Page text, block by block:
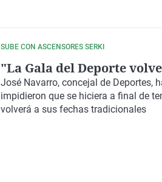
SUBE CON ASCENSORES SERKI
"La Gala del Deporte
José Navarro, concejal de Deportes,
impidieron que se hiciera a final de
volverá a sus fechas tradicionales